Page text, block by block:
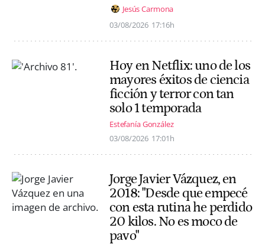
Jesús Carmona
03/08/2026 17:16h
Hoy en Netflix: uno de los
mayores éxitos de ciencia
ficción y terror con tan
solo 1 temporada
Estefanía González
03/08/2026 17:01h
Jorge Javier Vázquez, en
2018: "Desde que empecé
con esta rutina he perdido
20 kilos. No es moco de
pavo"